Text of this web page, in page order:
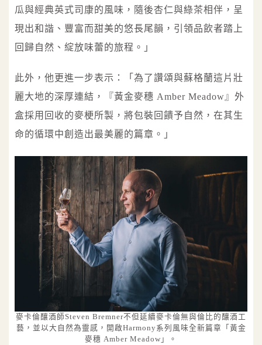
瓜與經典英式司康的風味，隨後杏仁與綠茶相伴，呈
現出和諧、豐富而甜美的悠長尾韻，引領品飲者踏上
回歸自然、綻放味蕾的旅程。」
此外，他更進一步表示：「為了讚頌與蘇格蘭這片壯
麗大地的深厚連結，『黃金麥穗 Amber Meadow』外
盒採用回收的麥梗所製，將包裝回饋予自然，在其生
命的循環中創造出最美麗的篇章。」
麥卡倫釀酒師Steven Bremner不但延續麥卡倫無與倫比的釀酒工
藝，並以大自然為靈感，開啟Harmony系列風味全新篇章「黃金
麥穗 Amber Meadow」。